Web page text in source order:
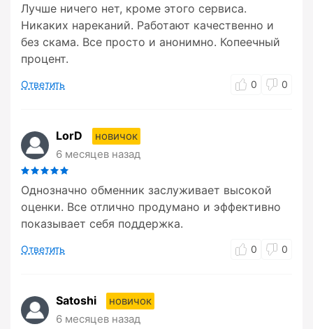
Лучше ничего нет, кроме этого сервиса.
Никаких нареканий. Работают качественно и
без скама. Все просто и анонимно. Копеечный
процент.
Ответить 0 0
LorD
новичок
6 месяцев назад
Однозначно обменник заслуживает высокой
оценки. Все отлично продумано и эффективно
показывает себя поддержка.
Ответить 0 0
Satoshi
новичок
6 месяцев назад